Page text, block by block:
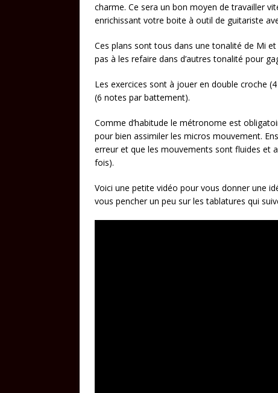
charme. Ce sera un bon moyen de travailler
enrichissant votre boite à outil de guitariste
Ces plans sont tous dans une tonalité de Mi
pas à les refaire dans d’autres tonalité pour
Les exercices sont à jouer en double croche
(6 notes par battement).
Comme d’habitude le métronome est
pour bien assimiler les micros mouvement.
erreur et que les mouvements sont fluides et
fois).
Voici une petite vidéo pour vous donner une
vous pencher un peu sur les tablatures qui